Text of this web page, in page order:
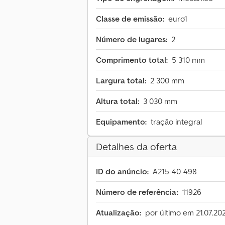
Classe de emissão: euro1
Número de lugares: 2
Comprimento total: 5 310 mm
Largura total: 2 300 mm
Altura total: 3 030 mm
Equipamento: tração integral
Detalhes da oferta
ID do anúncio: A215-40-498
Número de referência: 11926
Atualização: por último em